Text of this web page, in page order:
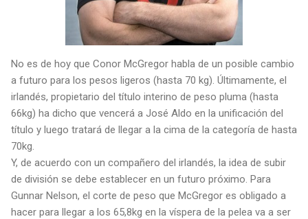
No es de hoy que Conor McGregor habla de un posible cambio
a futuro para los pesos ligeros (hasta 70 kg). Últimamente, el
irlandés, propietario del título interino de peso pluma (hasta
66kg) ha dicho que vencerá a José Aldo en la unificación del
título y luego tratará de llegar a la cima de la categoría de hasta
70kg.
Y, de acuerdo con un compañero del irlandés, la idea de subir
de división se debe establecer en un futuro próximo. Para
Gunnar Nelson, el corte de peso que McGregor es obligado a
hacer para llegar a los 65,8kg en la víspera de la pelea va a ser